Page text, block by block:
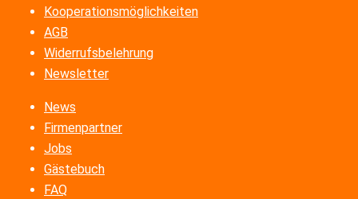
Kooperationsmöglichkeiten
AGB
Widerrufsbelehrung
Newsletter
News
Firmenpartner
Jobs
Gästebuch
FAQ